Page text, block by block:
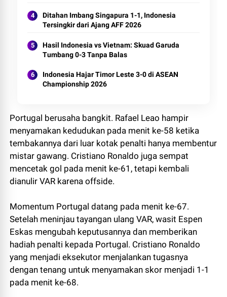
Ditahan Imbang Singapura 1-1, Indonesia
Tersingkir dari Ajang AFF 2026
Hasil Indonesia vs Vietnam: Skuad Garuda
Tumbang 0-3 Tanpa Balas
Indonesia Hajar Timor Leste 3-0 di ASEAN
Championship 2026
Portugal berusaha bangkit. Rafael Leao hampir
menyamakan kedudukan pada menit ke-58 ketika
tembakannya dari luar kotak penalti hanya membentur
mistar gawang. Cristiano Ronaldo juga sempat
mencetak gol pada menit ke-61, tetapi kembali
dianulir VAR karena offside.
Momentum Portugal datang pada menit ke-67.
Setelah meninjau tayangan ulang VAR, wasit Espen
Eskas mengubah keputusannya dan memberikan
hadiah penalti kepada Portugal. Cristiano Ronaldo
yang menjadi eksekutor menjalankan tugasnya
dengan tenang untuk menyamakan skor menjadi 1-1
pada menit ke-68.